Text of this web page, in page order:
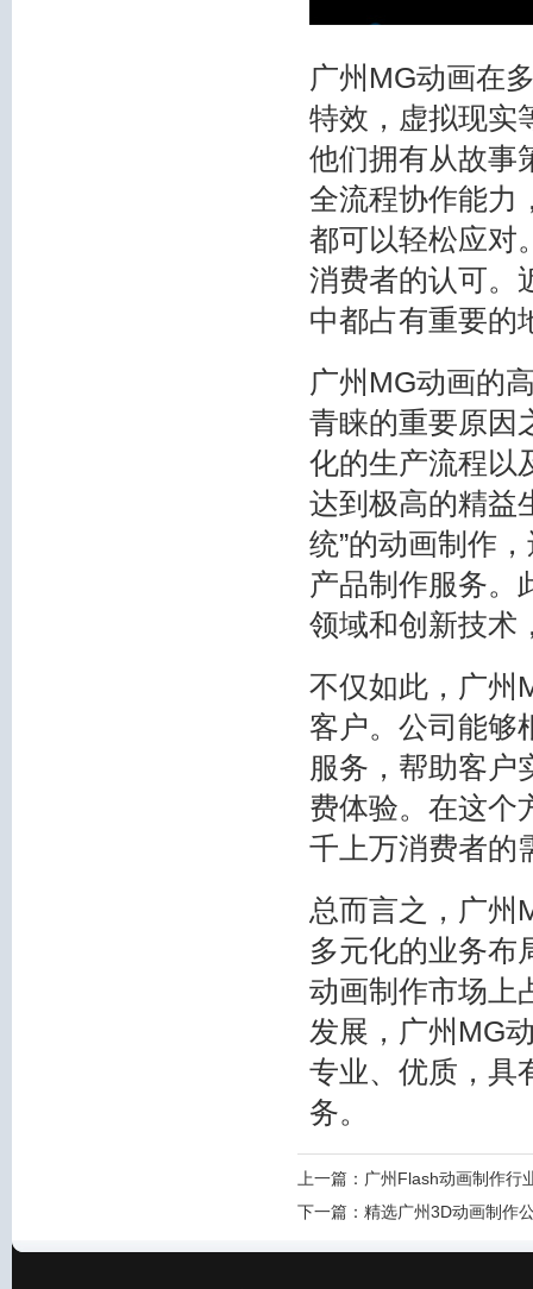
广州MG动画在
特效，虚拟现实
他们拥有从故事
全流程协作能力
都可以轻松应对
消费者的认可。
中都占有重要的
广州MG动画的
青睐的重要原因
化的生产流程以
达到极高的精益
统”的动画制作
产品制作服务。
领域和创新技术
不仅如此，广州
客户。公司能够
服务，帮助客户
费体验。在这个
千上万消费者的
总而言之，广州
多元化的业务布
动画制作市场上
发展，广州MG
专业、优质，具
务。
上一篇： 广州Flash动画制作行
下一篇： 精选广州3D动画制作